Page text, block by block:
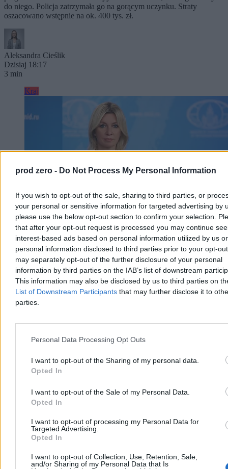
prod zero - Do Not Process My Personal Information
If you wish to opt-out of the sale, sharing to third parties, or
your personal or sensitive information for targeted advertising by
please use the below opt-out section to confirm your selection.
that after your opt-out request is processed you may continue
interest-based ads based on personal information utilized by us or
personal information disclosed to third parties prior to your opt-
may separately opt-out of the further disclosure of your personal
information by third parties on the IAB’s list of downstream
This information may also be disclosed by us to third parties on
List of Downstream Participants that may further disclose it to
parties.
Personal Data Processing Opt Outs
I want to opt-out of the Sharing of my personal data.
Opted In
I want to opt-out of the Sale of my Personal Data.
Opted In
I want to opt-out of processing my Personal Data for
Targeted Advertising.
Opted In
I want to opt-out of Collection, Use, Retention, Sale,
and/or Sharing of my Personal Data that Is
do niego. Policja zatrzymała go na gorącym uczynku. Straty
oszacowano wstępnie na ok. 400 tys. zł.
Aleksandra Cieślik
Dzisiaj 18:17
3 min
Kraj
Rzecznik MSZ odpowiada Zacharowej. „Czas na
fakty”
Rzeczniczka rosyjskiego MSZ Maria Zacharowa skrytykowała
słowa prezydenta Karola Nawrockiego o wsparciu dla Ukrainy w
wojnie z Rosją. W odpowiedzi rzecznik polskiego MSZ Maciej
Aleksandra Cieślik
Dzisiaj 17:25
Kraj